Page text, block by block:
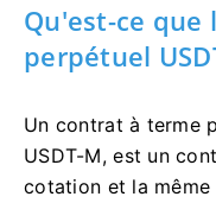
Qu'est-ce
perpétuel
Un contrat à terme
USDT-M, est un
cotation et la